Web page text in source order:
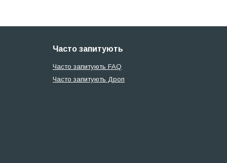
Часто запитують
Часто запитують FAQ
Часто запитують Дроп